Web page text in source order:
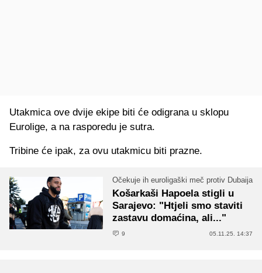
Utakmica ove dvije ekipe biti će odigrana u sklopu
Eurolige, a na rasporedu je sutra.
Tribine će ipak, za ovu utakmicu biti prazne.
Očekuje ih euroligaški meč protiv Dubaija
Košarkaši Hapoela stigli u
Sarajevo: "Htjeli smo staviti
zastavu domaćina, ali..."
9 05.11.25. 14:37